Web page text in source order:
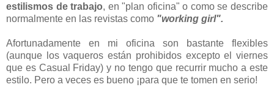
estilismos de trabajo, en "plan oficina" o como se describe
normalmente en las revistas como "working girl".
Afortunadamente en mi oficina son bastante flexibles
(aunque los vaqueros están prohibidos excepto el viernes
que es Casual Friday) y no tengo que recurrir mucho a este
estilo. Pero a veces es bueno ¡para que te tomen en serio!